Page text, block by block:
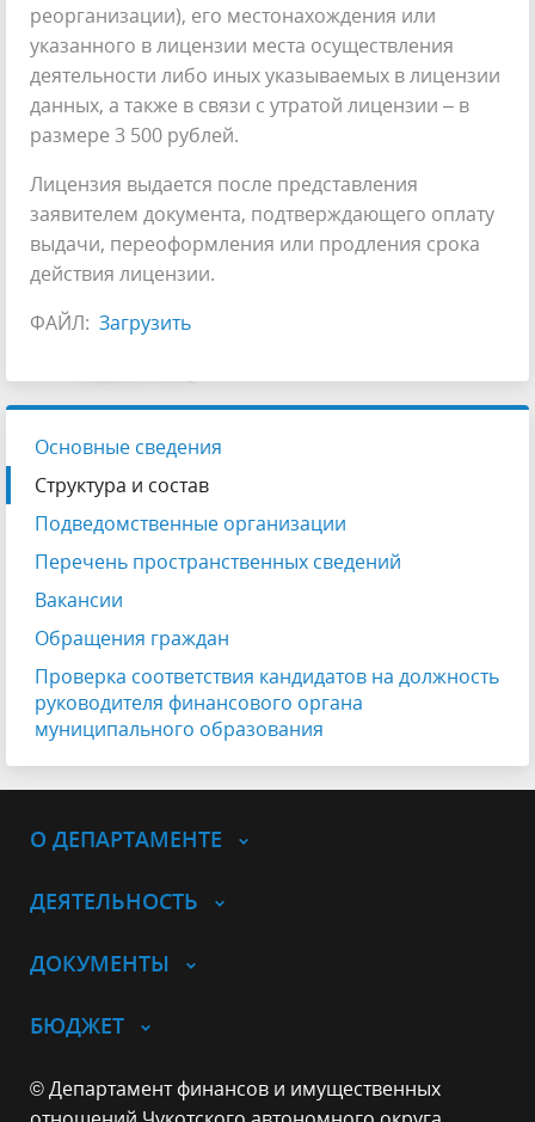
реорганизации), его местонахождения или
указанного в лицензии места осуществления
деятельности либо иных указываемых в лицензии
данных, а также в связи с утратой лицензии – в
размере 3 500 рублей.
Лицензия выдается после представления
заявителем документа, подтверждающего оплату
выдачи, переоформления или продления срока
действия лицензии.
ФАЙЛ: Загрузить
Основные сведения
Структура и состав
Подведомственные организации
Перечень пространственных сведений
Вакансии
Обращения граждан
Проверка соответствия кандидатов на должность
руководителя финансового органа
муниципального образования
О ДЕПАРТАМЕНТЕ
ДЕЯТЕЛЬНОСТЬ
ДОКУМЕНТЫ
БЮДЖЕТ
© Департамент финансов и имущественных